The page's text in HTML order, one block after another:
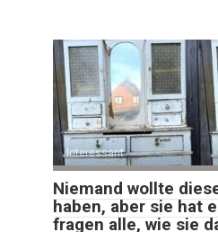
Interessant
Niemand wollte
haben, aber sie hat
fragen alle, wie sie